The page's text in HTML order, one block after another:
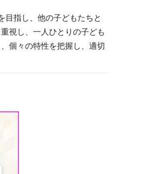
目指し、他の子どもたちと
視し、一人ひとりの子ども
個々の特性を把握し、適切